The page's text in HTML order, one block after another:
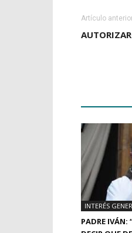
Artículo
INTERÉS
PADRE IVÁN: